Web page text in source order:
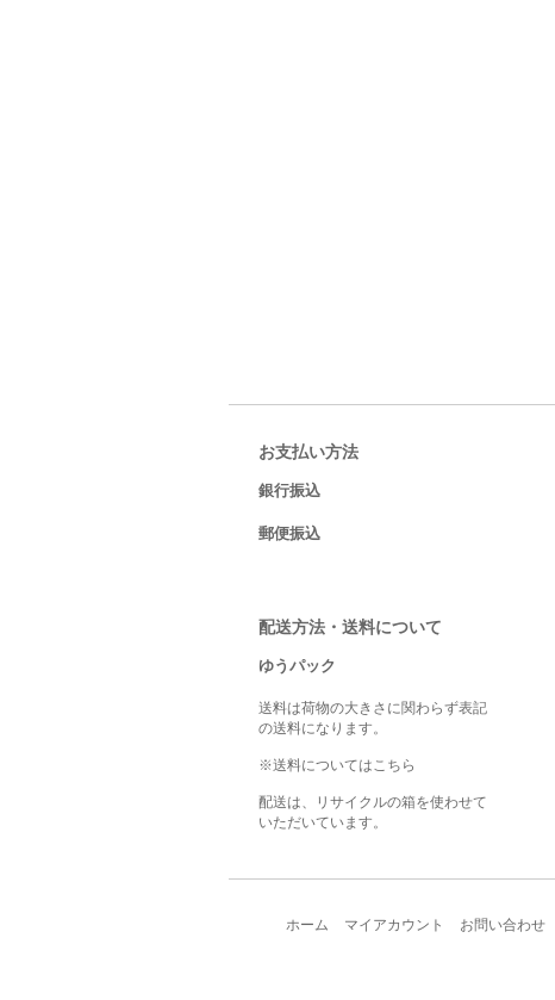
お支払い方法
銀行振込
郵便振込
配送方法・送料について
ゆうパック
送料は荷物の大きさに関わらず表記
の送料になります。
※送料についてはこちら
配送は、リサイクルの箱を使わせて
いただいています。
ホーム マイアカウント お問い合わせ